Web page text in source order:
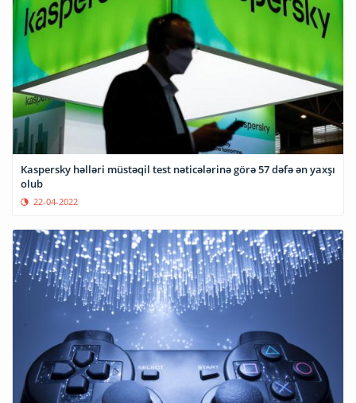
Kaspersky həlləri müstəqil test nəticələrinə görə 57 dəfə ən yaxşı
olub
22-04-2022